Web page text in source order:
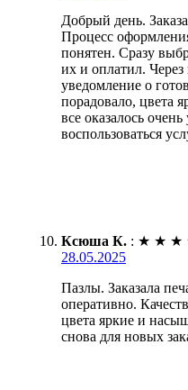
Добрый день.
Процесс
понятен. Сразу
их и оплатил.
уведомление о
порадовало, цвета
все оказалось
воспользоваться
Ксюша К. : ★ ★ ★
28.05.2025
Пазлы. Заказала
оперативно.
цвета яркие и
снова для новых